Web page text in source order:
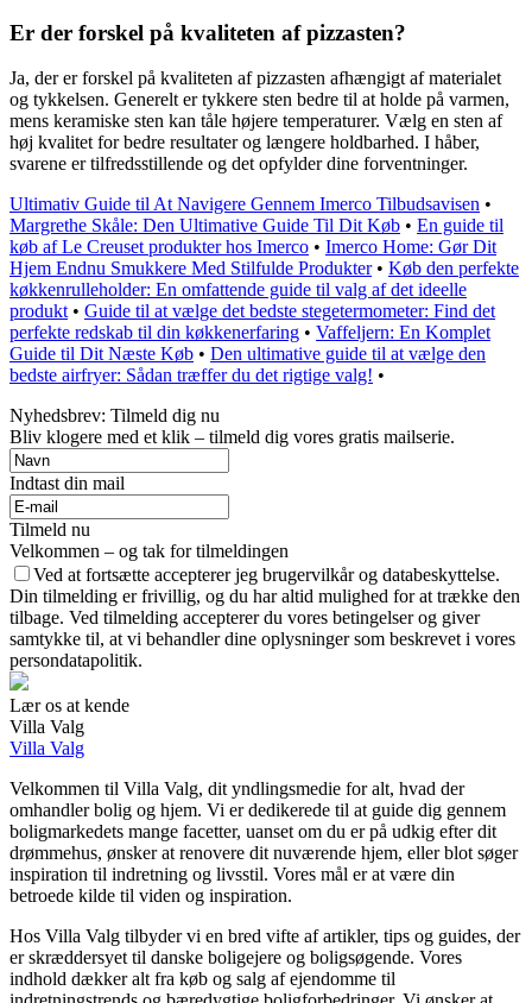
Er der forskel på kvaliteten af pizzasten?
Ja, der er forskel på kvaliteten af pizzasten afhængigt af materialet
og tykkelsen. Generelt er tykkere sten bedre til at holde på varmen,
mens keramiske sten kan tåle højere temperaturer. Vælg en sten af
høj kvalitet for bedre resultater og længere holdbarhed. I håber,
svarene er tilfredsstillende og det opfylder dine forventninger.
Ultimativ Guide til At Navigere Gennem Imerco Tilbudsavisen •
Margrethe Skåle: Den Ultimative Guide Til Dit Køb • En guide til
køb af Le Creuset produkter hos Imerco • Imerco Home: Gør Dit
Hjem Endnu Smukkere Med Stilfulde Produkter• Køb den perfekte
køkkenrulleholder: En omfattende guide til valg af det ideelle
produkt• Guide til at vælge det bedste stegetermometer: Find det
perfekte redskab til din køkkenerfaring • Vaffeljern: En Komplet
Guide til Dit Næste Køb • Den ultimative guide til at vælge den
bedste airfryer: Sådan træffer du det rigtige valg! •
Nyhedsbrev: Tilmeld dig nu
Bliv klogere med et klik – tilmeld dig vores gratis mailserie.
Indtast din mail
Tilmeld nu
Velkommen – og tak for tilmeldingen
Ved at fortsætte accepterer jeg brugervilkår og databeskyttelse.
Din tilmelding er frivillig, og du har altid mulighed for at trække den
tilbage. Ved tilmelding accepterer du vores betingelser og giver
samtykke til, at vi behandler dine oplysninger som beskrevet i vores
persondatapolitik.
Lær os at kende
Villa Valg
Villa Valg
Velkommen til Villa Valg, dit yndlingsmedie for alt, hvad der
omhandler bolig og hjem. Vi er dedikerede til at guide dig gennem
boligmarkedets mange facetter, uanset om du er på udkig efter dit
drømmehus, ønsker at renovere dit nuværende hjem, eller blot søger
inspiration til indretning og livsstil. Vores mål er at være din
betroede kilde til viden og inspiration.
Hos Villa Valg tilbyder vi en bred vifte af artikler, tips og guides, der
er skræddersyet til danske boligejere og boligsøgende. Vores
indhold dækker alt fra køb og salg af ejendomme til